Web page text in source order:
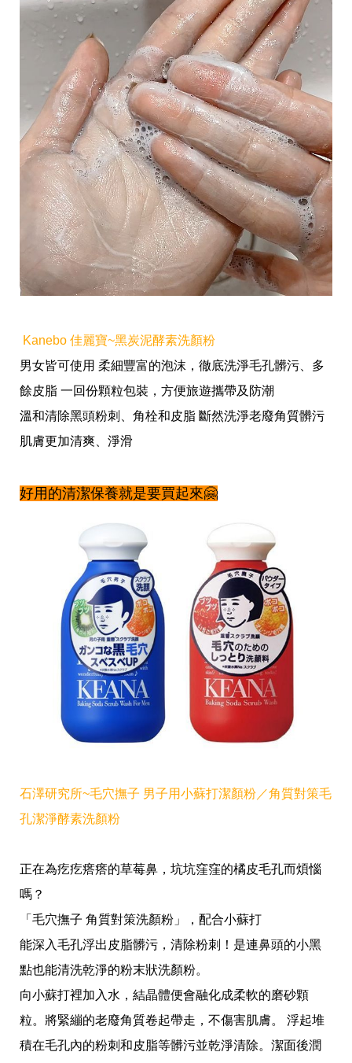
Kanebo 佳麗寶~黑炭泥酵素洗顏粉
男女皆可使用 柔細豐富的泡沫，徹底洗淨毛孔髒污、多
餘皮脂 一回份顆粒包裝，方便旅遊攜帶及防潮
溫和清除黑頭粉刺、角栓和皮脂 斷然洗淨老廢角質髒污
肌膚更加清爽、淨滑
好用的清潔保養就是要買起來🤗
石澤研究所~毛穴撫子 男子用小蘇打潔顏粉／角質對策毛
孔潔淨酵素洗顏粉
正在為疙疙瘩瘩的草莓鼻，坑坑窪窪的橘皮毛孔而煩惱
嗎？
「毛穴撫子 角質對策洗顏粉」，配合小蘇打
能深入毛孔浮出皮脂髒污，清除粉刺！是連鼻頭的小黑
點也能清洗乾淨的粉末狀洗顏粉。
向小蘇打裡加入水，結晶體便會融化成柔軟的磨砂顆
粒。將緊繃的老廢角質卷起帶走，不傷害肌膚。 浮起堆
積在毛孔內的粉刺和皮脂等髒污並乾淨清除。潔面後潤